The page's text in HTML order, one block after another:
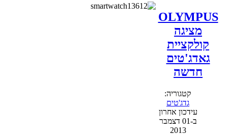
OLYMPUS
מציגה
קולקציית
גאדג'טים
חדשה
קטגוריה:
גדג'טים
עידכון אחרון
ב-01 דצמבר
2013